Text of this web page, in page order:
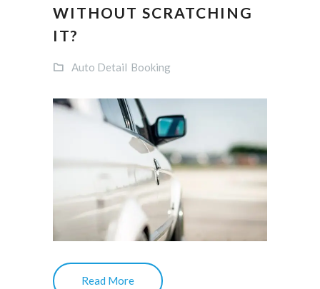
WITHOUT SCRATCHING
IT?
Auto Detail Booking
Read More